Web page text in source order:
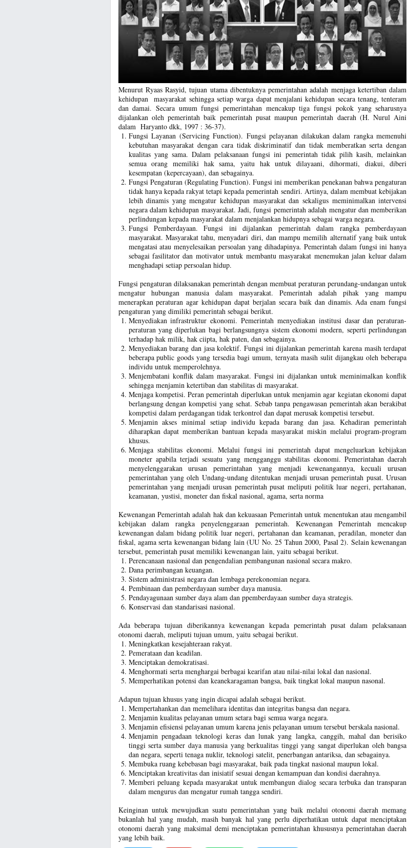
Menurut Ryaas Rasyid, tujuan utama dibentuknya pemerintahan adalah menjaga ketertiban dalam
kehidupan masyarakat sehingga setiap warga dapat menjalani kehidupan secara tenang, tenteram
dan damai. Secara umum fungsi pemerintahan mencakup tiga fungsi pokok yang seharusnya
dijalankan oleh pemerintah baik pemerintah pusat maupun pemerintah daerah (H. Nurul Aini
dalam Haryanto dkk, 1997 : 36-37).
Fungsi Layanan (Servicing Function). Fungsi pelayanan dilakukan dalam rangka memenuhi
kebutuhan masyarakat dengan cara tidak diskriminatif dan tidak memberatkan serta dengan
kualitas yang sama. Dalam pelaksanaan fungsi ini pemerintah tidak pilih kasih, melainkan
semua orang memiliki hak sama, yaitu hak untuk dilayaani, dihormati, diakui, diberi
kesempatan (kepercayaan), dan sebagainya.
Fungsi Pengaturan (Regulating Function). Fungsi ini memberikan penekanan bahwa pengaturan
tidak hanya kepada rakyat tetapi kepada pemerintah sendiri. Artinya, dalam membuat kebijakan
lebih dinamis yang mengatur kehidupan masyarakat dan sekaligus meminimalkan intervensi
negara dalam kehidupan masyarakat. Jadi, fungsi pemerintah adalah mengatur dan memberikan
perlindungan kepada masyarakat dalam menjalankan hidupnya sebagai warga negara.
Fungsi Pemberdayaan. Fungsi ini dijalankan pemerintah dalam rangka pemberdayaan
masyarakat. Masyarakat tahu, menyadari diri, dan mampu memilih alternatif yang baik untuk
mengatasi atau menyelesaikan persoalan yang dihadapinya. Pemerintah dalam fungsi ini hanya
sebagai fasilitator dan motivator untuk membantu masyarakat menemukan jalan keluar dalam
menghadapi setiap persoalan hidup.
Fungsi pengaturan dilaksanakan pemerintah dengan membuat peraturan perundang-undangan untuk
mengatur hubungan manusia dalam masyarakat. Pemerintah adalah pihak yang mampu
menerapkan peraturan agar kehidupan dapat berjalan secara baik dan dinamis. Ada enam fungsi
pengaturan yang dimiliki pemerintah sebagai berikut.
Menyediakan infrastruktur ekonomi. Pemerintah menyediakan institusi dasar dan peraturan-
peraturan yang diperlukan bagi berlangsungnya sistem ekonomi modern, seperti perlindungan
terhadap hak milik, hak ciipta, hak paten, dan sebagainya.
Menyediakan barang dan jasa kolektif. Fungsi ini dijalankan pemerintah karena masih terdapat
beberapa public goods yang tersedia bagi umum, ternyata masih sulit dijangkau oleh beberapa
individu untuk memperolehnya.
Menjembatani konflik dalam masyarakat. Fungsi ini dijalankan untuk meminimalkan konflik
sehingga menjamin ketertiban dan stabilitas di masyarakat.
Menjaga kompetisi. Peran pemerintah diperlukan untuk menjamin agar kegiatan ekonomi dapat
berlangsung dengan kompetisi yang sehat. Sebab tanpa pengawasan pemerintah akan berakibat
kompetisi dalam perdagangan tidak terkontrol dan dapat merusak kompetisi tersebut.
Menjamin akses minimal setiap individu kepada barang dan jasa. Kehadiran pemerintah
diharapkan dapat memberikan bantuan kepada masyarakat miskin melalui program-program
khusus.
Menjaga stabilitas ekonomi. Melalui fungsi ini pemerintah dapat mengeluarkan kebijakan
moneter apabila terjadi sesuatu yang mengganggu stabilitas ekonomi. Pemerintahan daerah
menyelenggarakan urusan pemerintahan yang menjadi kewenangannya, kecuali urusan
pemerintahan yang oleh Undang-undang ditentukan menjadi urusan pemerintah pusat. Urusan
pemerintahan yang menjadi urusan pemerintah pusat meliputi politik luar negeri, pertahanan,
keamanan, yustisi, moneter dan fiskal nasional, agama, serta norma
Kewenangan Pemerintah adalah hak dan kekuasaan Pemerintah untuk menentukan atau mengambil
kebijakan dalam rangka penyelenggaraan pemerintah. Kewenangan Pemerintah mencakup
kewenangan dalam bidang politik luar negeri, pertahanan dan keamanan, peradilan, moneter dan
fiskal, agama serta kewenangan bidang lain (UU No. 25 Tahun 2000, Pasal 2). Selain kewenangan
tersebut, pemerintah pusat memiliki kewenangan lain, yaitu sebagai berikut.
Perencanaan nasional dan pengendalian pembangunan nasional secara makro.
Dana perimbangan keuangan.
Sistem administrasi negara dan lembaga perekonomian negara.
Pembinaan dan pemberdayaan sumber daya manusia.
Pendayagunaan sumber daya alam dan ppemberdayaan sumber daya strategis.
Konservasi dan standarisasi nasional.
Ada beberapa tujuan diberikannya kewenangan kepada pemerintah pusat dalam pelaksanaan
otonomi daerah, meliputi tujuan umum, yaitu sebagai berikut.
Meningkatkan kesejahteraan rakyat.
Pemerataan dan keadilan.
Menciptakan demokratisasi.
Menghormati serta menghargai berbagai kearifan atau nilai-nilai lokal dan nasional.
Memperhatikan potensi dan keanekaragaman bangsa, baik tingkat lokal maupun nasonal.
Adapun tujuan khusus yang ingin dicapai adalah sebagai berikut.
Mempertahankan dan memelihara identitas dan integritas bangsa dan negara.
Menjamin kualitas pelayanan umum setara bagi semua warga negara.
Menjamin efisiensi pelayanan umum karena jenis pelayanan umum tersebut berskala nasional.
Menjamin pengadaan teknologi keras dan lunak yang langka, canggih, mahal dan berisiko
tinggi serta sumber daya manusia yang berkualitas tinggi yang sangat diperlukan oleh bangsa
dan negara, seperti tenaga nuklir, teknologi satelit, penerbangan antariksa, dan sebagainya.
Membuka ruang kebebasan bagi masyarakat, baik pada tingkat nasional maupun lokal.
Menciptakan kreativitas dan inisiatif sesuai dengan kemampuan dan kondisi daerahnya.
Memberi peluang kepada masyarakat untuk membangun dialog secara terbuka dan transparan
dalam mengurus dan mengatur rumah tangga sendiri.
Keinginan untuk mewujudkan suatu pemerintahan yang baik melalui otonomi daerah memang
bukanlah hal yang mudah, masih banyak hal yang perlu diperhatikan untuk dapat menciptakan
otonomi daerah yang maksimal demi menciptakan pemerintahan khususnya pemerintahan daerah
yang lebih baik.